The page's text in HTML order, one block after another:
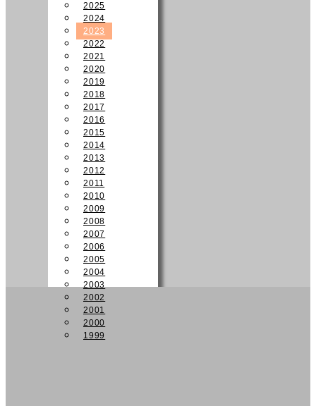
2025
2024
2023
2022
2021
2020
2019
2018
2017
2016
2015
2014
2013
2012
2011
2010
2009
2008
2007
2006
2005
2004
2003
2002
2001
2000
1999